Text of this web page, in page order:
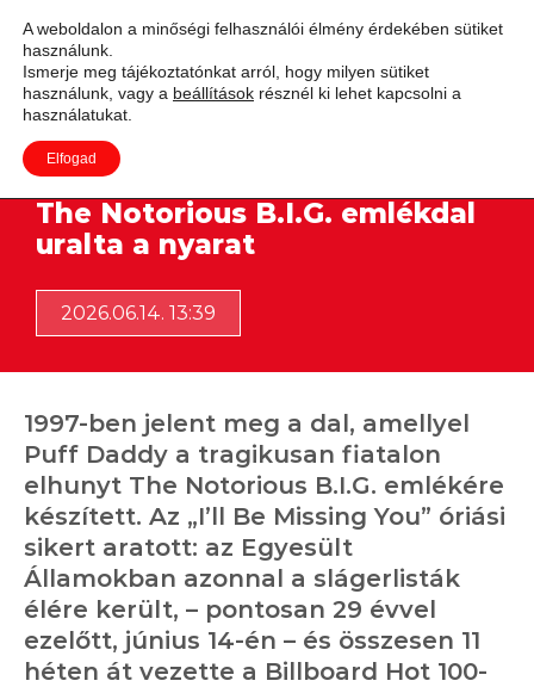
Adás
Közel három évtizeddel ezelőtt a
The Notorious B.I.G. emlékdal
uralta a nyarat
2026.06.14. 13:39
1997-ben jelent meg a dal, amellyel
Puff Daddy a tragikusan fiatalon
elhunyt The Notorious B.I.G. emlékére
készített. Az „I’ll Be Missing You” óriási
sikert aratott: az Egyesült
Államokban azonnal a slágerlisták
élére került, – pontosan 29 évvel
ezelőtt, június 14-én – és összesen 11
héten át vezette a Billboard Hot 100-
A weboldalon a minőségi felhasználói élmény érdekében sütiket
használunk.
Ismerje meg tájékoztatónkat arról, hogy milyen sütiket
használunk, vagy a beállítások résznél ki lehet kapcsolni a
használatukat.
Elfogad